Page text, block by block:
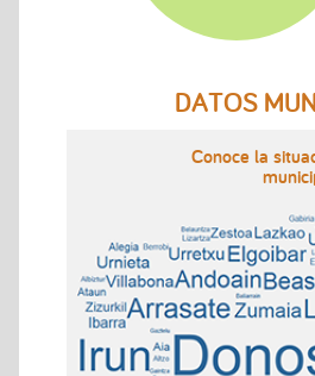
DATOS
Conoce la